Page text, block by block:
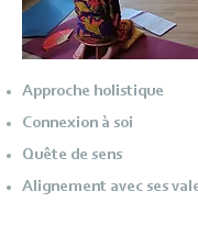
Approche holistique
Connexion à soi
Quête de sens
Alignement avec ses